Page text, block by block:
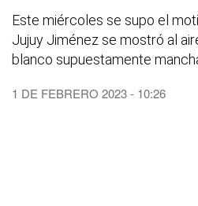
Este miércoles se supo el
Jujuy Jiménez se mostró al
blanco supuestamente
1 DE FEBRERO 2023 - 10:26